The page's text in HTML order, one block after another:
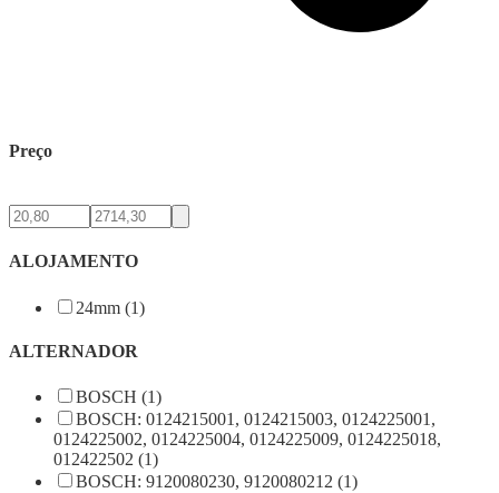
Preço
ALOJAMENTO
24mm (1)
ALTERNADOR
BOSCH (1)
BOSCH: 0124215001, 0124215003, 0124225001,
0124225002, 0124225004, 0124225009, 0124225018,
012422502 (1)
BOSCH: 9120080230, 9120080212 (1)